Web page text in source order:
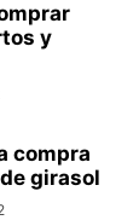
y
compra
girasol